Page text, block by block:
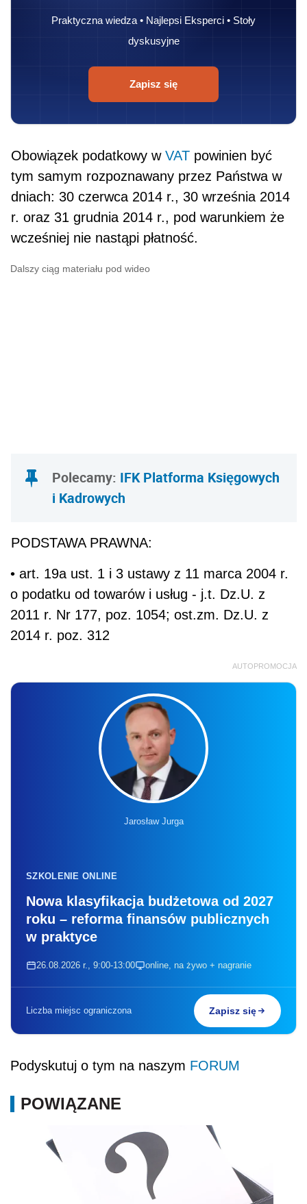
Praktyczna wiedza • Najlepsi Eksperci • Stoły
dyskusyjne
Zapisz się
Obowiązek podatkowy wVAT powinien być
tym samym roz­poznawany przez Państwa w
dniach: 30 czerwca 2014 r., 30 września 2014
r. oraz 31 grudnia 2014 r., pod warunkiem że
wcześniej nie nastąpi płatność.
Dalszy ciąg materiału pod wideo
Polecamy: IFK Platforma Księgowych
i Kadrowych
PODSTAWA PRAWNA:
• art. 19a ust. 1 i 3 ustawy z 11 marca 2004 r.
o podatku od towarów i usług - j.t. Dz.U. z
2011 r. Nr 177, poz. 1054; ost.zm. Dz.U. z
2014 r. poz. 312
AUTOPROMOCJA
Jarosław Jurga
SZKOLENIE ONLINE
Nowa klasyfikacja budżetowa od 2027
roku – reforma finansów publicznych
w praktyce
26.08.2026 r., 9:00-13:00 online, na żywo + nagranie
Liczba miejsc ograniczona Zapisz się
Podyskutuj o tym na naszym FORUM
POWIĄZANE